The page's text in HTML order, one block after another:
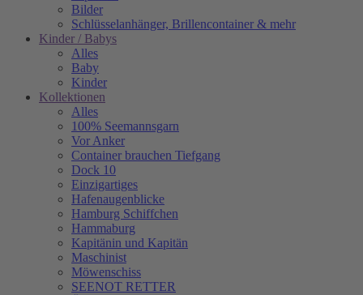
Bilder
Schlüsselanhänger, Brillencontainer & mehr
Kinder / Babys
Alles
Baby
Kinder
Kollektionen
Alles
100% Seemannsgarn
Vor Anker
Container brauchen Tiefgang
Dock 10
Einzigartiges
Hafenaugen­blicke
Hamburg Schiffchen
Hammaburg
Kapitänin und Kapitän
Maschinist
Möwenschiss
SEENOT RETTER